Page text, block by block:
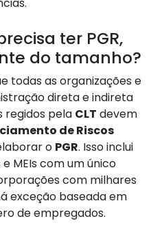
ter PGR,
do tamanho?
todas as organizações e
direta e indireta
regidos pela CLT devem
de Riscos
o PGR. Isso inclui
MEIs com um único
com milhares
exceção baseada em
de empregados.